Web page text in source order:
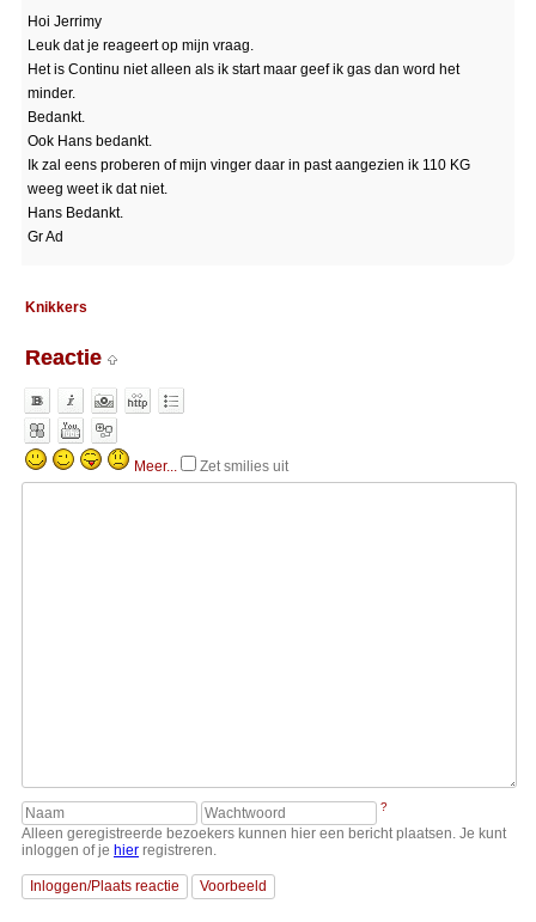
Hoi Jerrimy
Leuk dat je reageert op mijn vraag.
Het is Continu niet alleen als ik start maar geef ik gas dan word het
minder.
Bedankt.
Ook Hans bedankt.
Ik zal eens proberen of mijn vinger daar in past aangezien ik 110 KG
weeg weet ik dat niet.
Hans Bedankt.
Gr Ad
Knikkers
Reactie
Meer... Zet smilies uit
?
Alleen geregistreerde bezoekers kunnen hier een bericht plaatsen. Je kunt
inloggen of je hier registreren.